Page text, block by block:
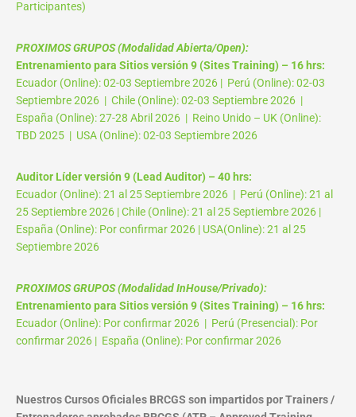
Participantes)
PROXIMOS GRUPOS (Modalidad Abierta/Open):
Entrenamiento para Sitios versión 9 (Sites Training) – 16 hrs:
Ecuador (Online): 02-03 Septiembre 2026 | Perú (Online): 02-03
Septiembre 2026 | Chile (Online): 02-03 Septiembre 2026 |
España (Online): 27-28 Abril 2026 | Reino Unido – UK (Online):
TBD 2025 | USA (Online): 02-03 Septiembre 2026
Auditor Líder versión 9 (Lead Auditor) – 40 hrs:
Ecuador (Online): 21 al 25 Septiembre 2026 | Perú (Online): 21 al
25 Septiembre 2026 | Chile (Online): 21 al 25 Septiembre 2026 |
España (Online): Por confirmar 2026 | USA(Online): 21 al 25
Septiembre 2026
PROXIMOS GRUPOS (Modalidad InHouse/Privado):
Entrenamiento para Sitios versión 9 (Sites Training) – 16 hrs:
Ecuador (Online): Por confirmar 2026 | Perú (Presencial): Por
confirmar 2026 | España (Online): Por confirmar 2026
Nuestros Cursos Oficiales BRCGS son impartidos por Trainers /